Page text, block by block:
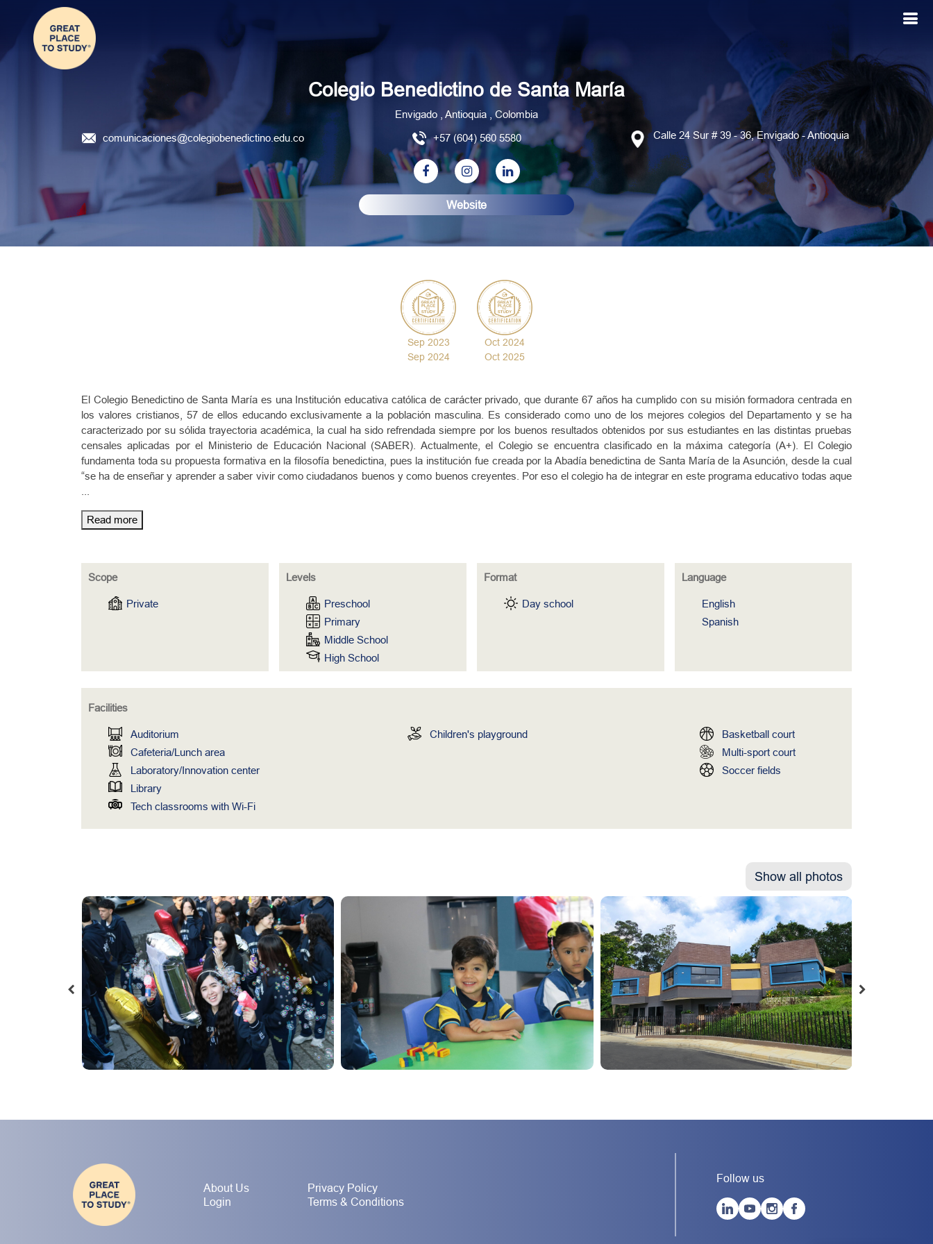
Colegio Benedictino de Santa María
Envigado , Antioquia , Colombia
comunicaciones@colegiobenedictino.edu.co
+57 (604) 560 5580 Calle 24 Sur # 39 - 36, Envigado - Antioquia
Website
Sep 2023
Sep 2024
Oct 2024
Oct 2025
El Colegio Benedictino de Santa María es una Institución educativa católica de carácter privado, que durante 67 años ha cumplido con su misión formadora centrada en
los valores cristianos, 57 de ellos educando exclusivamente a la población masculina. Es considerado como uno de los mejores colegios del Departamento y se ha
caracterizado por su sólida trayectoria académica, la cual ha sido refrendada siempre por los buenos resultados obtenidos por sus estudiantes en las distintas pruebas
censales aplicadas por el Ministerio de Educación Nacional (SABER). Actualmente, el Colegio se encuentra clasificado en la máxima categoría (A+). El Colegio
fundamenta toda su propuesta formativa en la filosofía benedictina, pues la institución fue creada por la Abadía benedictina de Santa María de la Asunción, desde la cual
“se ha de enseñar y aprender a saber vivir como ciudadanos buenos y como buenos creyentes. Por eso el colegio ha de integrar en este programa educativo todas aque
Read more
Scope
Private
Levels
Preschool
Primary
Middle School
High School
Format
Day school
Language
English
Spanish
Facilities
Auditorium
Cafeteria/Lunch area
Laboratory/Innovation center
Library
Tech classrooms with Wi-Fi
Children's playground
Basketball court
Multi-sport court
Soccer fields
Show all photos
About Us
Login
Privacy Policy
Terms & Conditions
Follow us